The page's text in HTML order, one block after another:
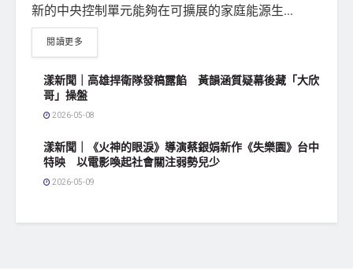
新的中央控制單元能夠在可擴展的家庭能源生...
閱讀更多
漾新聞｜高雄捍衛隊發稿露餡 黃韻涵質疑幕後藏「大欣
哥」操盤
2026-05-08
漾新聞｜《火神的眼淚》導演蔡銀娟新作《失樂園》台中
特映 以電影喚起社會關注弱勢兒少
2026-05-09